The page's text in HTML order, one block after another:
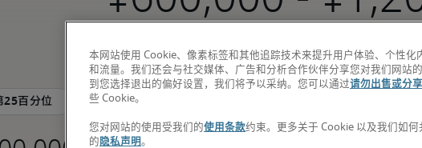
25百分位
本网站使用 Cookie、像素标签和其他追踪技术来提升用户体验、个性化
和流量。我们还会与社交媒体、广告和分析合作伙伴分享您对我们网站
到您选择退出的偏好设置，我们将予以采纳。您可以通过请勿出售或分
些 Cookie。
您对网站的使用受我们的使用条款约束。更多关于 Cookie 以及我们如何
的 隐私声明。